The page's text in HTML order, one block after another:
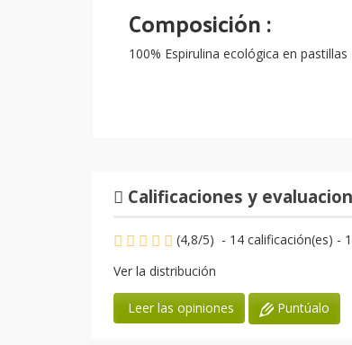
Composición :
100% Espirulina ecológica en pastillas
Calificaciones y
(4,8/5) - 14 calificación(es) -
Ver la distribución
Leer las opiniones Puntúalo